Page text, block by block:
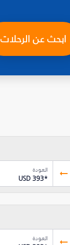
ابحث عن الرحلات
العودة
USD 393*
العودة